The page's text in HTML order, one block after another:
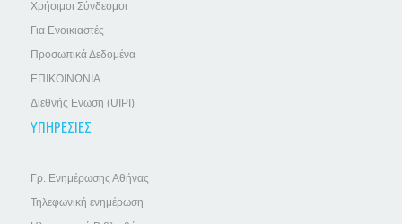
Χρήσιμοι Σύνδεσμοι
Για Ενοικιαστές
Προσωπικά Δεδομένα
ΕΠΙΚΟΙΝΩΝΙΑ
Διεθνής Ενωση (UIPI)
ΥΠΗΡΕΣΙΕΣ
Γρ. Ενημέρωσης Αθήνας
Τηλεφωνική ενημέρωση